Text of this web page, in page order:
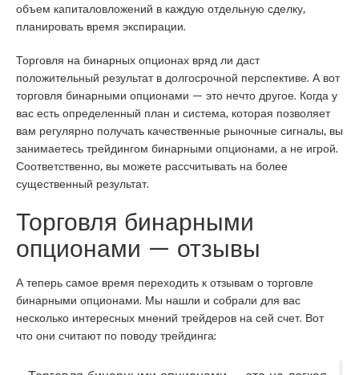
объем капиталовложений в каждую отдельную сделку,
планировать время экспирации.
Торговля на бинарных опционах вряд ли даст
положительный результат в долгосрочной перспективе. А вот
торговля бинарными опционами — это нечто другое. Когда у
вас есть определенный план и система, которая позволяет
вам регулярно получать качественные рыночные сигналы, вы
занимаетесь трейдингом бинарными опционами, а не игрой.
Соответственно, вы можете рассчитывать на более
существенный результат.
Торговля бинарными
опционами — отзывы
А теперь самое время переходить к отзывам о торговле
бинарными опционами. Мы нашли и собрали для вас
несколько интересных мнений трейдеров на сей счет. Вот
что они считают по поводу трейдинга: